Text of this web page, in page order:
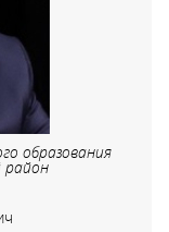
образования
район